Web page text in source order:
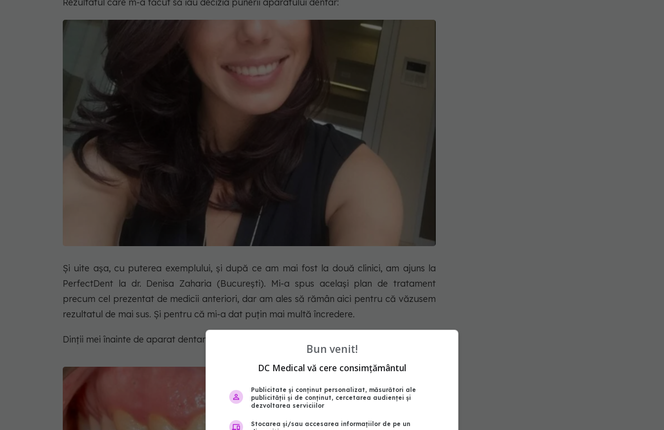
Și uite așa, cu puterea exemplului, și după ce am mai fost la două clinici, am ajuns la
PerfectDent la dr. Denisa Zaharia (București). Mi-a spus același plan de tratament
precum cel prezentat de medicii anteriori, dar am ales să rămân aici pentru că văzusem
rezultatul de mai sus. Și pentru că mi-a dat puțin mai multă încredere.
Dinții mei înainte de aparat dentar:
Bun venit!
DC Medical vă cere consimțământul
Publicitate și conținut personalizat, măsurători ale
publicității și de conținut, cercetarea audienței și
dezvoltarea serviciilor
Stocarea și/sau accesarea informațiilor de pe un